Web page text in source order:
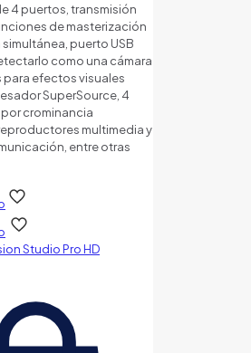
4 puertos, transmisión
de masterización
puerto USB
como una cámara
para efectos visuales
SuperSource, 4
crominancia
multimedia y
entre otras